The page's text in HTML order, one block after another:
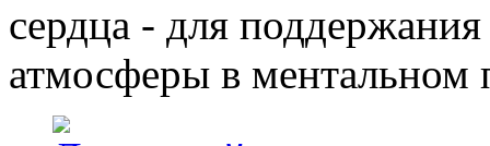
сердца - для
атмосферы в ментальном